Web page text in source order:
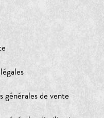
générales de vente